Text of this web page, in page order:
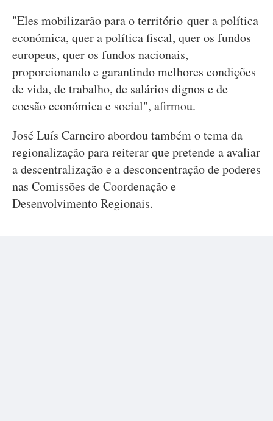
"Eles mobilizarão para o território quer a política
económica, quer a política fiscal, quer os fundos
europeus, quer os fundos nacionais,
proporcionando e garantindo melhores condições
de vida, de trabalho, de salários dignos e de
coesão económica e social", afirmou.
José Luís Carneiro abordou também o tema da
regionalização para reiterar que pretende a avaliar
a descentralização e a desconcentração de poderes
nas Comissões de Coordenação e
Desenvolvimento Regionais.